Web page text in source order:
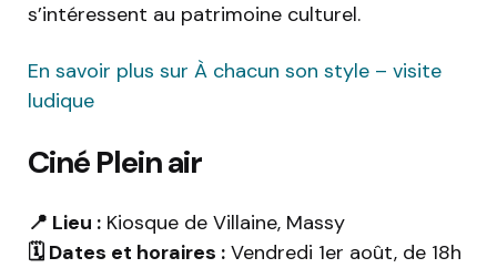
s’intéressent au patrimoine culturel.
En savoir plus sur À chacun son style – visite
ludique
Ciné Plein air
📍 Lieu : Kiosque de Villaine, Massy
🗓️ Dates et horaires : Vendredi 1er août, de 18h